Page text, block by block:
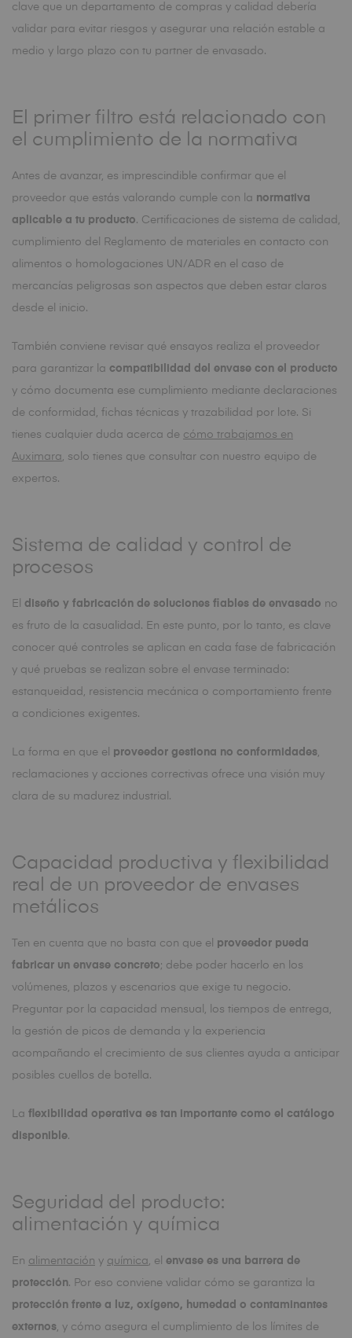
clave que un departamento de compras y calidad debería
validar para evitar riesgos y asegurar una relación estable a
medio y largo plazo con tu partner de envasado.
El primer filtro está relacionado con
el cumplimiento de la normativa
Antes de avanzar, es imprescindible confirmar que el
proveedor que estás valorando cumple con la normativa
aplicable a tu producto. Certificaciones de sistema de calidad,
cumplimiento del Reglamento de materiales en contacto con
alimentos o homologaciones UN/ADR en el caso de
mercancías peligrosas son aspectos que deben estar claros
desde el inicio.
También conviene revisar qué ensayos realiza el proveedor
para garantizar la compatibilidad del envase con el producto
y cómo documenta ese cumplimiento mediante declaraciones
de conformidad, fichas técnicas y trazabilidad por lote. Si
tienes cualquier duda acerca de cómo trabajamos en
Auximara, solo tienes que consultar con nuestro equipo de
expertos.
Sistema de calidad y control de
procesos
El diseño y fabricación de soluciones fiables de envasado no
es fruto de la casualidad. En este punto, por lo tanto, es clave
conocer qué controles se aplican en cada fase de fabricación
y qué pruebas se realizan sobre el envase terminado:
estanqueidad, resistencia mecánica o comportamiento frente
a condiciones exigentes.
La forma en que el proveedor gestiona no conformidades,
reclamaciones y acciones correctivas ofrece una visión muy
clara de su madurez industrial.
Capacidad productiva y flexibilidad
real de un proveedor de envases
metálicos
Ten en cuenta que no basta con que el proveedor pueda
fabricar un envase concreto; debe poder hacerlo en los
volúmenes, plazos y escenarios que exige tu negocio.
Preguntar por la capacidad mensual, los tiempos de entrega,
la gestión de picos de demanda y la experiencia
acompañando el crecimiento de sus clientes ayuda a anticipar
posibles cuellos de botella.
La flexibilidad operativa es tan importante como el catálogo
disponible.
Seguridad del producto:
alimentación y química
En alimentación y química, el envase es una barrera de
protección. Por eso conviene validar cómo se garantiza la
protección frente a luz, oxígeno, humedad o contaminantes
externos, y cómo asegura el cumplimiento de los límites de